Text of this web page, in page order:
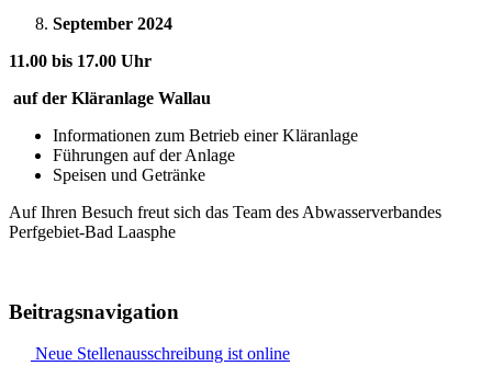
September 2024
11.00 bis 17.00 Uhr
auf der Kläranlage Wallau
Informationen zum Betrieb einer Kläranlage
Führungen auf der Anlage
Speisen und Getränke
Auf Ihren Besuch freut sich das Team des Abwasserverbandes
Perfgebiet-Bad Laasphe
Beitragsnavigation
Neue Stellenausschreibung ist online